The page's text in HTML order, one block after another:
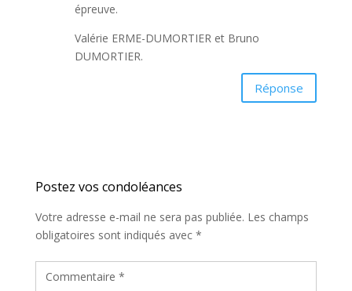
épreuve.
Valérie ERME-DUMORTIER et Bruno
DUMORTIER.
Réponse
Votre adresse e-mail ne sera pas publiée. Les champs
obligatoires sont indiqués avec *